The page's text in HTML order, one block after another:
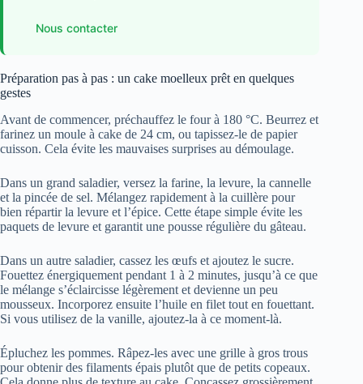
Nous contacter
Préparation pas à pas : un cake moelleux prêt en quelques
gestes
Avant de commencer, préchauffez le four à 180 °C. Beurrez et
farinez un moule à cake de 24 cm, ou tapissez-le de papier
cuisson. Cela évite les mauvaises surprises au démoulage.
Dans un grand saladier, versez la farine, la levure, la cannelle
et la pincée de sel. Mélangez rapidement à la cuillère pour
bien répartir la levure et l’épice. Cette étape simple évite les
paquets de levure et garantit une pousse régulière du gâteau.
Dans un autre saladier, cassez les œufs et ajoutez le sucre.
Fouettez énergiquement pendant 1 à 2 minutes, jusqu’à ce que
le mélange s’éclaircisse légèrement et devienne un peu
mousseux. Incorporez ensuite l’huile en filet tout en fouettant.
Si vous utilisez de la vanille, ajoutez-la à ce moment-là.
Épluchez les pommes. Râpez-les avec une grille à gros trous
pour obtenir des filaments épais plutôt que de petits copeaux.